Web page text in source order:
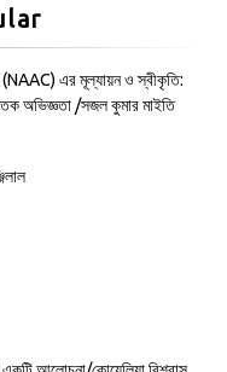
(NAAC) এর মূল্যায়ন ও স্বীকৃতি:
অভিজ্ঞতা /সজল কুমার মাইতি